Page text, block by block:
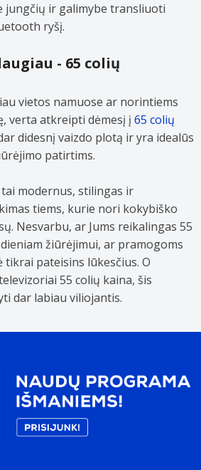
jungčių ir galimybe transliuoti
ryšį.
- 65 colių
vietos namuose ar norintiems
verta atkreipti dėmesį į 65 colių
didesnį vaizdo plotą ir yra idealūs
patirtims.
modernus, stilingas ir
tiems, kurie nori kokybiško
Nesvarbu, ar Jums reikalingas 55
žiūrėjimui, ar pramogoms
tikrai pateisins lūkesčius. O
55 colių kaina, šis
dar labiau viliojantis.